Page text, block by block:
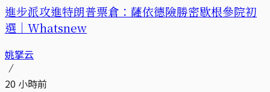
進步派攻進特朗普票倉：薩依德險勝密歇根參院初
選｜Whatsnew
姚拏云
20 小時前